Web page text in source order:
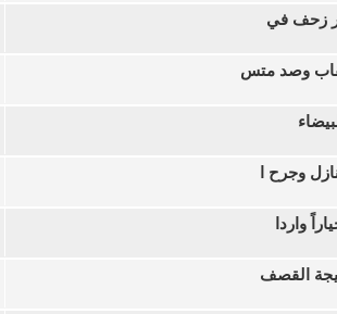
وصد متس
واردا